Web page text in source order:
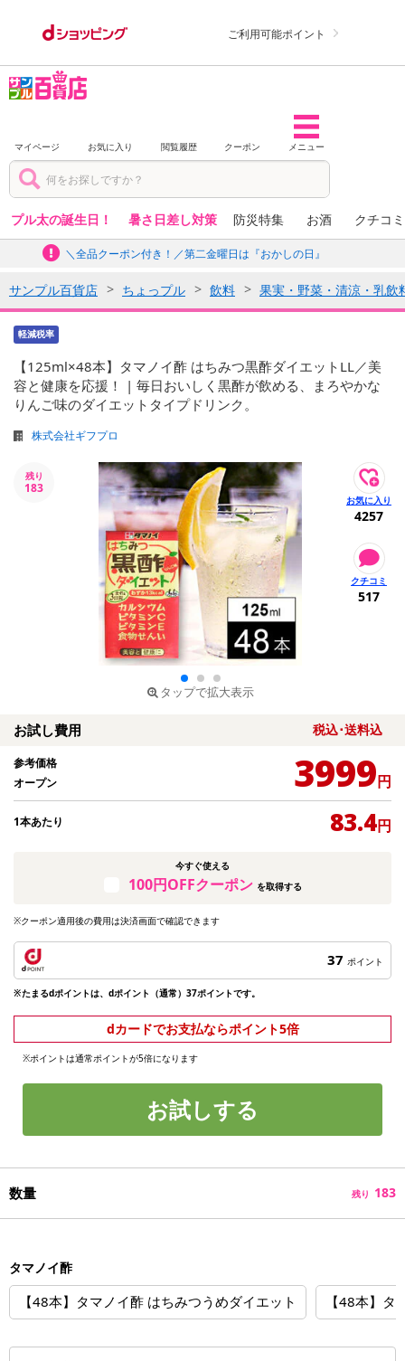
ご利用可能ポイント
マイページ お気に入り 閲覧履歴 クーポン メニュー
プル太の誕生日！ 暑さ日差し対策 防災特集 お酒 クチコ
＼全品クーポン付き！／第二金曜日は『おかしの日』
サンプル百貨店 ちょっプル 飲料 果実・野菜・清涼・乳飲
軽減税率
【125ml×48本】タマノイ酢 はちみつ黒酢ダイエットLL／美
容と健康を応援！ | 毎日おいしく黒酢が飲める、まろやかな
りんご味のダイエットタイプドリンク。
株式会社ギフプロ
残り
183
タップで拡大表示
4257
517
お試し費用 税込･送料込
参考価格
オープン
3999円
1本あたり 83.4円
今すぐ使える
100円OFFクーポン を取得する
※クーポン適用後の費用は決済画面で確認できます
37 ポイント
※たまるdポイントは、dポイント（通常）37ポイントです。
dカードでお支払ならポイント5倍
※ポイントは通常ポイントが5倍になります
お試しする
数量 残り 183
タマノイ酢
【48本】タマノイ酢 はちみつうめダイエット 【48本】